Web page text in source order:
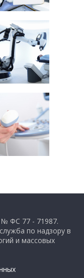
ФС 77 - 71987.
по надзору в
и массовых